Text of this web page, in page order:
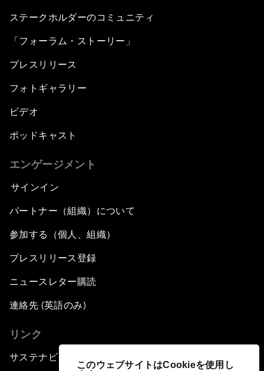
このウェブサイトはCookieを使用し
ステークホルダーのコミュニティ
「フォーラム・ストーリー」
プレスリリース
フォトギャラリー
ビデオ
ポッドキャスト
エンゲージメント
サインイン
パートナー（組織）について
参加する（個人、組織）
プレスリリース登録
ニュースレター購読
連絡先 (英語のみ)
リンク
サステナビリティへの取り組み